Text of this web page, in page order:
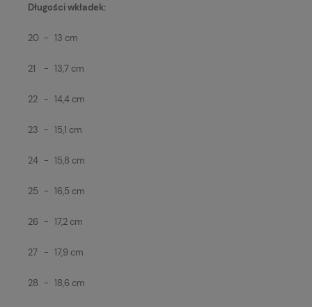
Długości wkładek:
20 - 13 cm
21 - 13,7 cm
22 - 14,4 cm
23 - 15,1 cm
24 - 15,8 cm
25 - 16,5 cm
26 - 17,2 cm
27 - 17,9 cm
28 - 18,6 cm